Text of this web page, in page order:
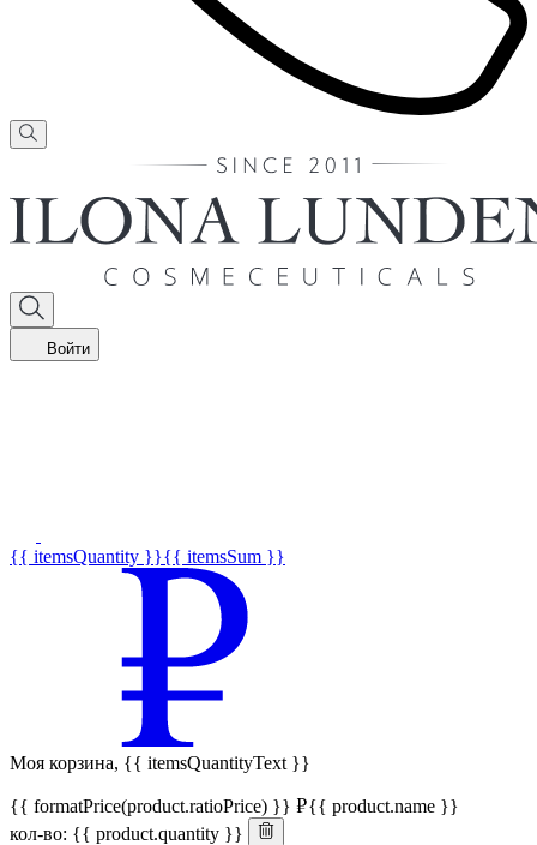
Войти
{{ itemsQuantity }}{{ itemsSum }}
Моя корзина, {{ itemsQuantityText }}
{{ formatPrice(product.ratioPrice) }}
{{ product.name }}
кол-во: {{ product.quantity }}